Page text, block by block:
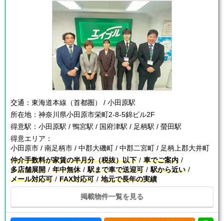
交通： 東海道本線（首都圏） / 小田原駅
所在地： 神奈川県小田原市栄町2-8-5錦ビル2F
得意駅： 小田原駅 / 鴨宮駅 / 国府津駅 / 足柄駅 / 螢田駅
得意エリア：
小田原市 / 南足柄市 / 中郡大磯町 / 中郡二宮町 / 足柄上郡大井町
仲介手数料が家賃の半月分（税抜）以下
車でご案内
多店舗展開
年中無休 駅まで車で送迎可
駅から近い
メール対応可
FAX対応可 地元で長年の実績
掲載物件一覧を見る